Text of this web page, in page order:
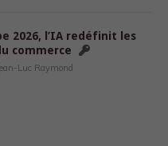
2026, l’IA redéfinit les
commerce
Luc Raymond